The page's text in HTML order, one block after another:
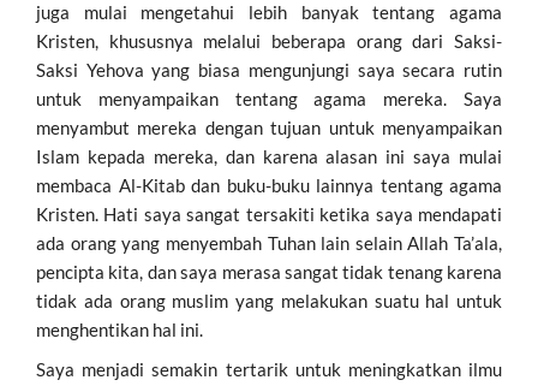
juga mulai mengetahui lebih banyak tentang agama
Kristen, khususnya melalui beberapa orang dari Saksi-
Saksi Yehova yang biasa mengunjungi saya secara rutin
untuk menyampaikan tentang agama mereka. Saya
menyambut mereka dengan tujuan untuk menyampaikan
Islam kepada mereka, dan karena alasan ini saya mulai
membaca Al-Kitab dan buku-buku lainnya tentang agama
Kristen. Hati saya sangat tersakiti ketika saya mendapati
ada orang yang menyembah Tuhan lain selain Allah Ta’ala,
pencipta kita, dan saya merasa sangat tidak tenang karena
tidak ada orang muslim yang melakukan suatu hal untuk
menghentikan hal ini.
Saya menjadi semakin tertarik untuk meningkatkan ilmu